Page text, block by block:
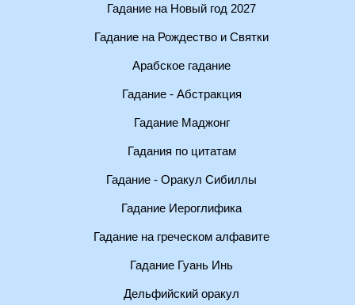
Гадание на Новый год 2027
Гадание на Рождество и Святки
Арабское гадание
Гадание - Абстракция
Гадание Маджонг
Гадания по цитатам
Гадание - Оракул Сибиллы
Гадание Иероглифика
Гадание на греческом алфавите
Гадание Гуань Инь
Дельфийский оракул